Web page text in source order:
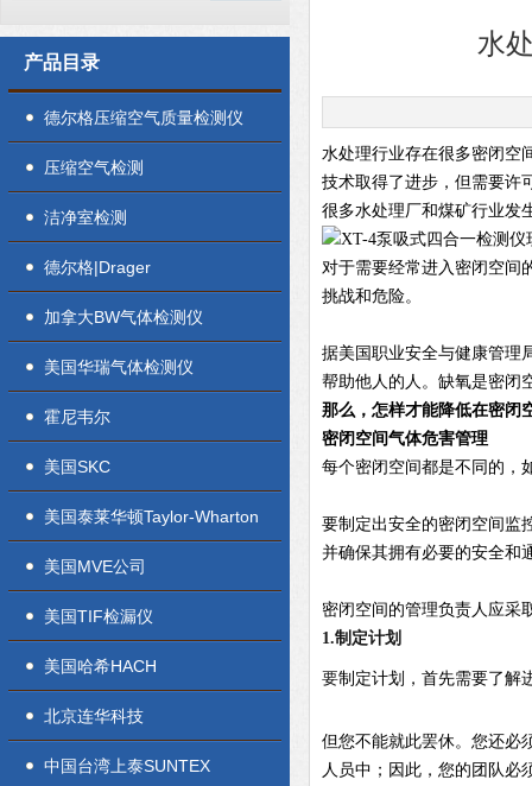
产品目录
德尔格压缩空气质量检测仪
压缩空气检测
洁净室检测
德尔格|Drager
加拿大BW气体检测仪
美国华瑞气体检测仪
霍尼韦尔
美国SKC
美国泰莱华顿Taylor-Wharton
美国MVE公司
美国TIF检漏仪
美国哈希HACH
北京连华科技
中国台湾上泰SUNTEX
水
水处理行业存在很多密闭空
技术取得了进步，但需要许
很多水处理厂和煤矿行业发
对于需要经常进入密闭空间
挑战和危险。
据美国职业安全与健康管理
帮助他人的人。缺氧是密闭
那么，怎样才能降低在密闭
密闭空间气体危害管理
每个密闭空间都是不同的，
要制定出安全的密闭空间监
并确保其拥有必要的安全和
密闭空间的管理负责人应采
1.制定计划
要制定计划，首先需要了解
但您不能就此罢休。您还必
人员中；因此，您的团队必